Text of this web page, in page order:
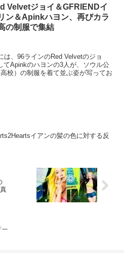
Velvetジョイ＆GFRIENDイ
ン＆Apinkハヨン、再びカラ
の制服で集結
、96ラインのRed Velvetのジョ
てApinkのハヨンの3人が、ソウル公
校）の制服を着て並ぶ姿が写ってお
イアンの髪の色に対する反